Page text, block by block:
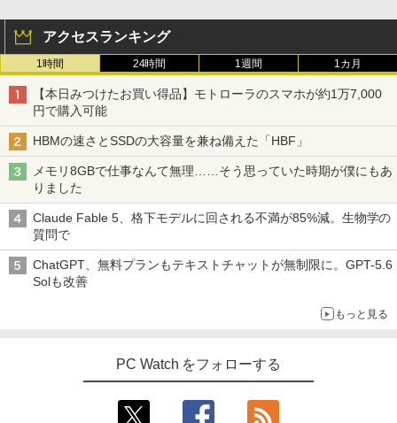
アクセスランキング
1時間 24時間 1週間 1カ月
【本日みつけたお買い得品】モトローラのスマホが約1万7,000
円で購入可能
HBMの速さとSSDの大容量を兼ね備えた「HBF」
メモリ8GBで仕事なんて無理……そう思っていた時期が僕にもあ
りました
Claude Fable 5、格下モデルに回される不満が85%減。生物学の
質問で
ChatGPT、無料プランもテキストチャットが無制限に。GPT-5.6
Solも改善
もっと見る
PC Watch をフォローする